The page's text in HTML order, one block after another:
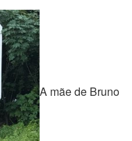
A mãe de Bruno